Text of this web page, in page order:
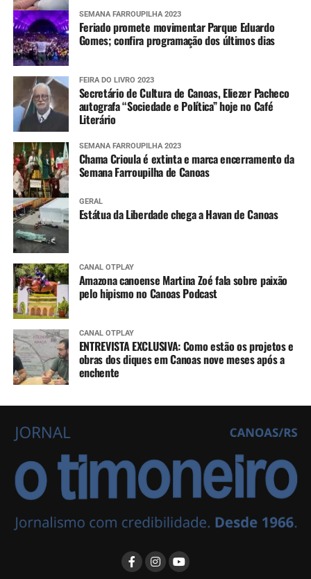
SEMANA FARROUPILHA 2023
Feriado promete movimentar Parque Eduardo
Gomes; confira programação dos últimos dias
FEIRA DO LIVRO 2023
Secretário de Cultura de Canoas, Eliezer Pacheco
autografa “Sociedade e Política” hoje no Café
Literário
SEMANA FARROUPILHA 2023
Chama Crioula é extinta e marca encerramento da
Semana Farroupilha de Canoas
GERAL
Estátua da Liberdade chega a Havan de Canoas
CANAL OTPLAY
Amazona canoense Martina Zoé fala sobre paixão
pelo hipismo no Canoas Podcast
CANAL OTPLAY
ENTREVISTA EXCLUSIVA: Como estão os projetos e
obras dos diques em Canoas nove meses após a
enchente